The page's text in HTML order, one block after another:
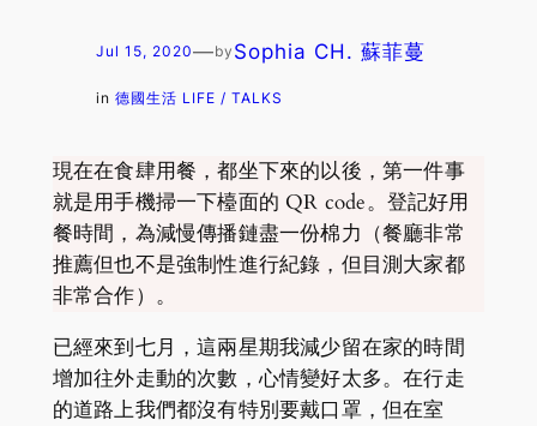
Jul 15, 2020—by Sophia CH. 蘇菲蔓
in 德國生活 LIFE / TALKS
現在在食肆用餐，都坐下來的以後，第一件事
就是用手機掃一下檯面的 QR code。登記好用
餐時間，為減慢傳播鏈盡一份棉力（餐廳非常
推薦但也不是強制性進行紀錄，但目測大家都
非常合作）。
已經來到七月，這兩星期我減少留在家的時間
增加往外走動的次數，心情變好太多。在行走
的道路上我們都沒有特別要戴口罩，但在室